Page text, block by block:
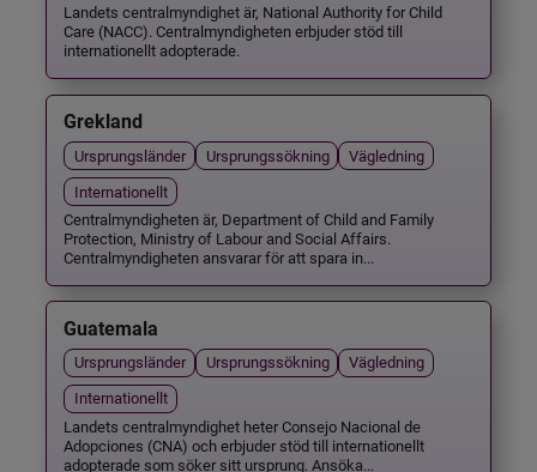
Landets centralmyndighet är, National Authority for Child
Care (NACC). Centralmyndigheten erbjuder stöd till
internationellt adopterade.
Grekland
Ursprungsländer Ursprungssökning
Vägledning
Internationellt
Centralmyndigheten är, Department of Child and Family
Protection, Ministry of Labour and Social Affairs.
Centralmyndigheten ansvarar för att spara in...
Guatemala
Ursprungsländer Ursprungssökning
Vägledning
Internationellt
Landets centralmyndighet heter Consejo Nacional de
Adopciones (CNA) och erbjuder stöd till internationellt
adopterade som söker sitt ursprung. Ansöka...